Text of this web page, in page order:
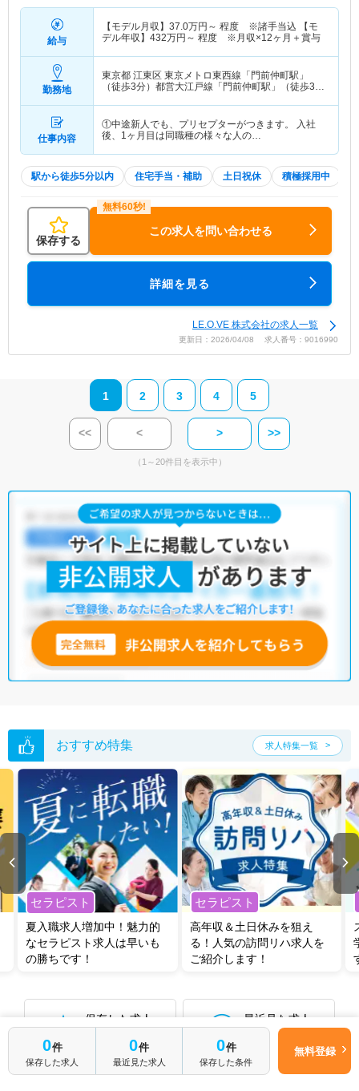
給与
【モデル月収】 37.0万円～ 程度 ※諸手当込 【モ
デル年収】 432万円～ 程度 ※月収×12ヶ月＋賞与
勤務地
東京都 江東区 東京メトロ東西線「門前仲町駅」
（徒歩3分）都営大江戸線「門前仲町駅」（徒歩3
仕事内容
①中途新人でも、プリセプターがつきます。 入社
後、1ヶ月目は同職種の様々な人の…
駅から徒歩5分以内 住宅手当・補助 土日祝休 積極採用中
保存する
この求人を問い合わせる
詳細を見る
LE.O.VE 株式会社の求人一覧
更新日：2026/04/08 求人番号：9016990
1 2 3 4 5
<< < > >>
（1～20件目を表示中）
おすすめ特集 求人特集一覧
セラピスト
夏入職求人増加中！魅力的
なセラピスト求人は早いも
の勝ちです！
セラピスト
高年収＆土日休みを狙え
る！人気の訪問リハ求人を
ご紹介します！
保存した求人
最近見た求人
0件
保存した検索条件から再検索する0件
0件
保存した求人
0件
最近見た求人
0件
保存した条件
無料登録